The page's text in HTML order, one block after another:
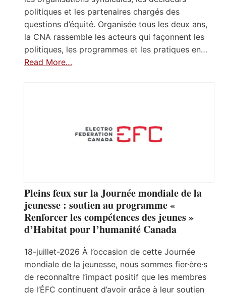
politiques et les partenaires chargés des
questions d’équité. Organisée tous les deux ans,
la CNA rassemble les acteurs qui façonnent les
politiques, les programmes et les pratiques en…
Read More…
Pleins feux sur la Journée mondiale de la
jeunesse : soutien au programme «
Renforcer les compétences des jeunes »
d’Habitat pour l’humanité Canada
18-juillet-2026 À l’occasion de cette Journée
mondiale de la jeunesse, nous sommes fier·ère·s
de reconnaître l’impact positif que les membres
de l’ÉFC continuent d’avoir grâce à leur soutien